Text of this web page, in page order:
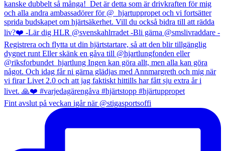
Fint avslut på veckan igår när @stigasportsoffi